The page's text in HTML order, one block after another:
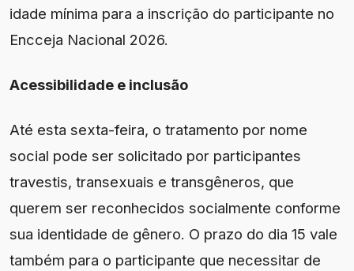
idade mínima para a inscrição do participante no
Encceja Nacional 2026.
Acessibilidade e inclusão
Até esta sexta-feira, o tratamento por nome
social pode ser solicitado por participantes
travestis, transexuais e transgêneros, que
querem ser reconhecidos socialmente conforme
sua identidade de gênero. O prazo do dia 15 vale
também para o participante que necessitar de